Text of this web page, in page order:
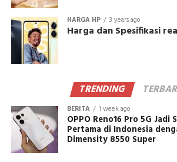
HARGA HP 3 years ago
Harga dan Spesifikasi
TRENDING
BERITA 1 week ago
OPPO Reno16 Pro 5G Jadi
Pertama di Indonesia
Dimensity 8550 Super